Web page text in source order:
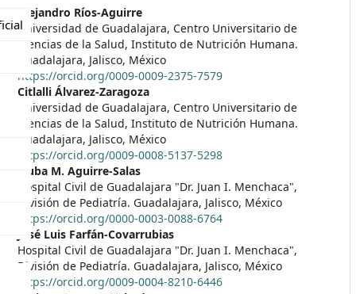
Alejandro Ríos-Aguirre
Universidad de Guadalajara, Centro Universitario de
Ciencias de la Salud, Instituto de Nutrición Humana.
Guadalajara, Jalisco, México
https://orcid.org/0009-0009-2375-7579
Citlalli Álvarez-Zaragoza
Universidad de Guadalajara, Centro Universitario de
Ciencias de la Salud, Instituto de Nutrición Humana.
Guadalajara, Jalisco, México
https://orcid.org/0009-0008-5137-5298
Liuba M. Aguirre-Salas
Hospital Civil de Guadalajara "Dr. Juan I. Menchaca",
División de Pediatría. Guadalajara, Jalisco, México
https://orcid.org/0000-0003-0088-6764
José Luis Farfán-Covarrubias
Hospital Civil de Guadalajara "Dr. Juan I. Menchaca",
División de Pediatría. Guadalajara, Jalisco, México
https://orcid.org/0009-0004-8210-6446